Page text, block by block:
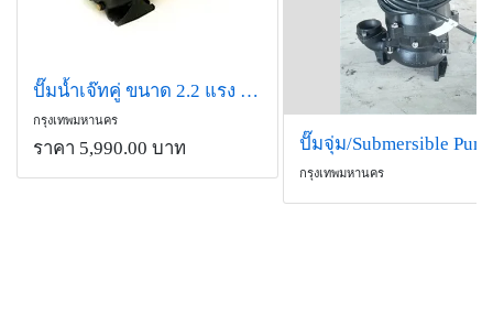
ปั๊มน้ำเจ๊ทคู่ ขนาด 2.2 แรง DP505B
กรุงเทพมหานคร
ราคา 5,990.00 บาท
กรุงเทพมหานคร